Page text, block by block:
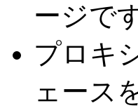
ージで
プロキ
ェース